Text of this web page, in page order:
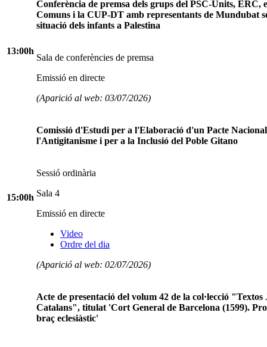
13:00h
Conferència de premsa dels grups del PSC-Units, ERC,
Comuns i la CUP-DT amb representants de Mundubat
situació dels infants a Palestina
Sala de conferències de premsa
Emissió en directe
(Aparició al web: 03/07/2026)
15:00h
Comissió d'Estudi per a l'Elaboració d'un Pacte
l'Antigitanisme i per a la Inclusió del Poble Gitano
Sessió ordinària
Sala 4
Emissió en directe
Video
Ordre del dia
(Aparició al web: 02/07/2026)
Acte de presentació del volum 42 de la col·lecció "Textos
Catalans", titulat 'Cort General de Barcelona (1599).
braç eclesiàstic'